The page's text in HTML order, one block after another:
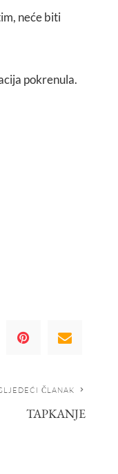
neće biti
pokrenula.
ČLANAK
TAPKANJE